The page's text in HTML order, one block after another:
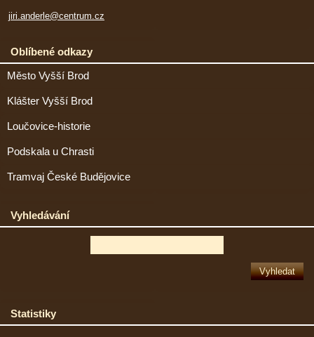
jiri.anderle@centrum.cz
Oblíbené odkazy
Město Vyšší Brod
Klášter Vyšší Brod
Loučovice-historie
Podskala u Chrasti
Tramvaj České Budějovice
Vyhledávání
Statistiky